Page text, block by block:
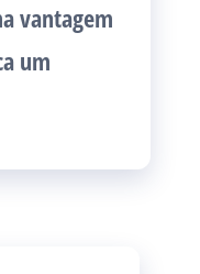
vantagem
um